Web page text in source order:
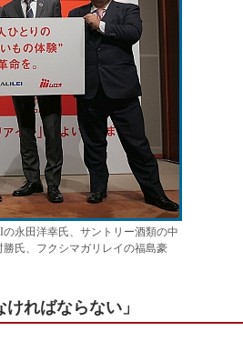
新型コロナへの対応
の永田洋幸氏、サントリー酒類の中
氏、フクシマガリレイの福島豪
ればならない」